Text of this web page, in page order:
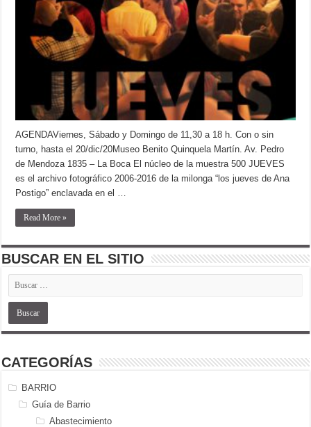
AGENDAViernes, Sábado y Domingo de 11,30 a 18 h. Con o sin
turno, hasta el 20/dic/20Museo Benito Quinquela Martín. Av. Pedro
de Mendoza 1835 – La Boca El núcleo de la muestra 500 JUEVES
es el archivo fotográfico 2006-2016 de la milonga “los jueves de Ana
Postigo” enclavada en el …
Read More »
BUSCAR EN EL SITIO
CATEGORÍAS
BARRIO
Guía de Barrio
Abastecimiento